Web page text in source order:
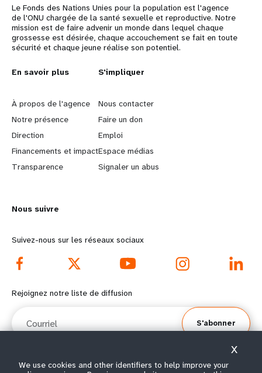
Le Fonds des Nations Unies pour la population est l'agence
de l'ONU chargée de la santé sexuelle et reproductive. Notre
mission est de faire advenir un monde dans lequel chaque
grossesse est désirée, chaque accouchement se fait en toute
sécurité et chaque jeune réalise son potentiel.
L
e
a
r
n
o
r
e
f
o
t
En savoir plus
À propos de l'agence
Notre présence
Direction
Financements et impact
Transparence
G
o
b
e
y
d
o
t
e
S'impliquer
Nous contacter
Faire un don
Emploi
Espace médias
Signaler un abus
Nous suivre
Suivez-nous sur les réseaux sociaux
Rejoignez notre liste de diffusion
S'abonner
We use cookies and other identifiers to help improve your
X